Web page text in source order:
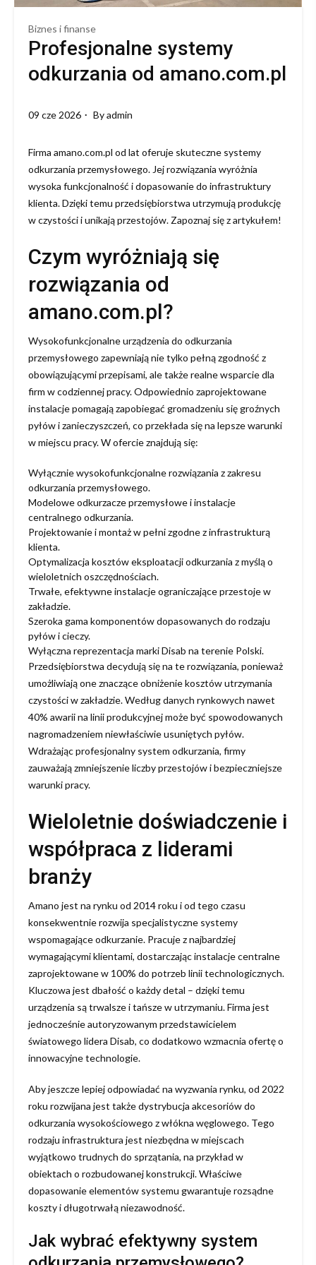
Biznes i finanse
Profesjonalne systemy
odkurzania od amano.com.pl
09 cze 2026 Byadmin
Firma amano.com.pl od lat oferuje skuteczne systemy
odkurzania przemysłowego. Jej rozwiązania wyróżnia
wysoka funkcjonalność i dopasowanie do infrastruktury
klienta. Dzięki temu przedsiębiorstwa utrzymują produkcję
w czystości i unikają przestojów. Zapoznaj się z artykułem!
Czym wyróżniają się
rozwiązania od
amano.com.pl?
Wysokofunkcjonalne urządzenia do odkurzania
przemysłowego zapewniają nie tylko pełną zgodność z
obowiązującymi przepisami, ale także realne wsparcie dla
firm w codziennej pracy. Odpowiednio zaprojektowane
instalacje pomagają zapobiegać gromadzeniu się groźnych
pyłów i zanieczyszczeń, co przekłada się na lepsze warunki
w miejscu pracy. W ofercie znajdują się:
Wyłącznie wysokofunkcjonalne rozwiązania z zakresu
odkurzania przemysłowego.
Modelowe odkurzacze przemysłowe i instalacje
centralnego odkurzania.
Projektowanie i montaż w pełni zgodne z infrastrukturą
klienta.
Optymalizacja kosztów eksploatacji odkurzania z myślą o
wieloletnich oszczędnościach.
Trwałe, efektywne instalacje ograniczające przestoje w
zakładzie.
Szeroka gama komponentów dopasowanych do rodzaju
pyłów i cieczy.
Wyłączna reprezentacja marki Disab na terenie Polski.
Przedsiębiorstwa decydują się na te rozwiązania, ponieważ
umożliwiają one znaczące obniżenie kosztów utrzymania
czystości w zakładzie. Według danych rynkowych nawet
40% awarii na linii produkcyjnej może być spowodowanych
nagromadzeniem niewłaściwie usuniętych pyłów.
Wdrażając profesjonalny system odkurzania, firmy
zauważają zmniejszenie liczby przestojów i bezpieczniejsze
warunki pracy.
Wieloletnie doświadczenie i
współpraca z liderami
branży
Amano jest na rynku od 2014 roku i od tego czasu
konsekwentnie rozwija specjalistyczne systemy
wspomagające odkurzanie. Pracuje z najbardziej
wymagającymi klientami, dostarczając instalacje centralne
zaprojektowane w 100% do potrzeb linii technologicznych.
Kluczowa jest dbałość o każdy detal – dzięki temu
urządzenia są trwalsze i tańsze w utrzymaniu. Firma jest
jednocześnie autoryzowanym przedstawicielem
światowego lidera Disab, co dodatkowo wzmacnia ofertę o
innowacyjne technologie.
Aby jeszcze lepiej odpowiadać na wyzwania rynku, od 2022
roku rozwijana jest także dystrybucja akcesoriów do
odkurzania wysokościowego z włókna węglowego. Tego
rodzaju infrastruktura jest niezbędna w miejscach
wyjątkowo trudnych do sprzątania, na przykład w
obiektach o rozbudowanej konstrukcji. Właściwe
dopasowanie elementów systemu gwarantuje rozsądne
koszty i długotrwałą niezawodność.
Jak wybrać efektywny system